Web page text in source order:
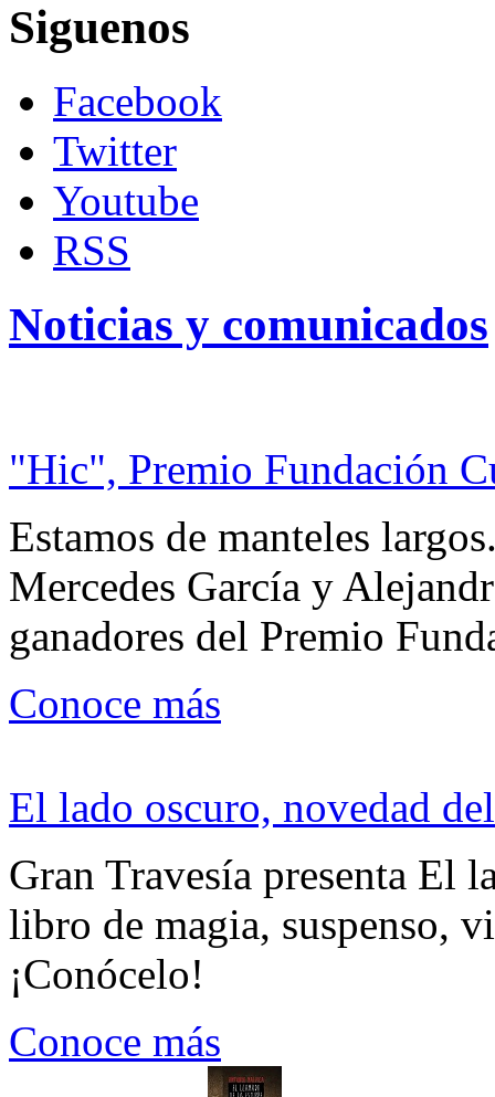
Siguenos
Facebook
Twitter
Youtube
RSS
Noticias y comunicados
"Hic", Premio Fundación
Estamos de manteles
Mercedes García y
ganadores del Premio
Conoce más
El lado oscuro, novedad
Gran Travesía presenta El
libro de magia, suspenso,
¡Conócelo!
Conoce más